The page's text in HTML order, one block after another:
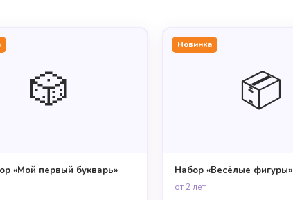
🎲
«Мой первый букварь»
📦
Новинка
Набор «Весёлые фигуры»
от 2 лет